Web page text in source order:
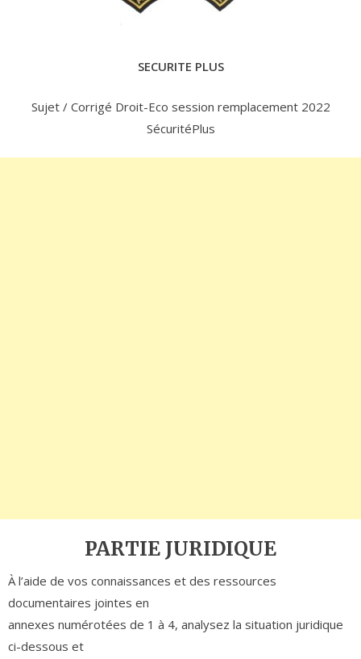
SECURITE PLUS
Sujet / Corrigé Droit-Eco session remplacement 2022
SécuritéPlus
PARTIE JURIDIQUE
À l’aide de vos connaissances et des ressources
documentaires jointes en
annexes numérotées de 1 à 4, analysez la situation juridique
ci-dessous et